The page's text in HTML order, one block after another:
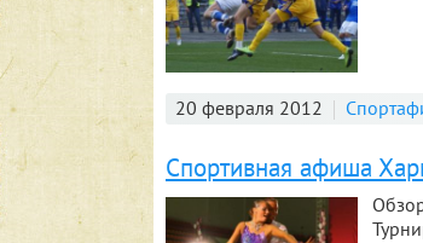
20 февраля 2012
Спортивная афиша